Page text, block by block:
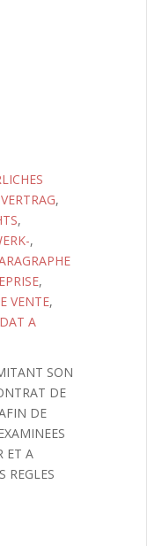
,
,
,
,
VENTE,
A
SON
DE
DE
ET A
REGLES